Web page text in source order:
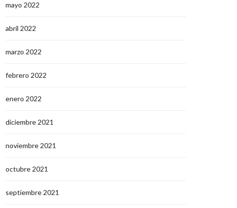
mayo 2022
abril 2022
marzo 2022
febrero 2022
enero 2022
diciembre 2021
noviembre 2021
octubre 2021
septiembre 2021